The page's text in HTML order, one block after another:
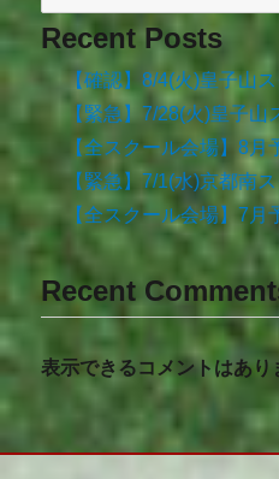
Recent Posts
【確認】8/4(火)皇子山
【緊急】7/28(火)皇子
【全スクール会場】8月
【緊急】7/1(水)京都南
【全スクール会場】7月
Recent
表示できるコメントはあり